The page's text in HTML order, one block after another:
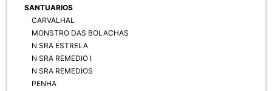
SANTUARIOS
CARVALHAL
MONSTRO DAS BOLACHAS
N SRA ESTRELA
N SRA REMEDIO I
N SRA REMEDIOS
PENHA